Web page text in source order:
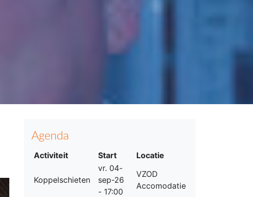
Agenda
Activiteit Start Locatie
Koppelschieten
vr. 04-
sep-26
- 17:00
VZOD
Accomodatie